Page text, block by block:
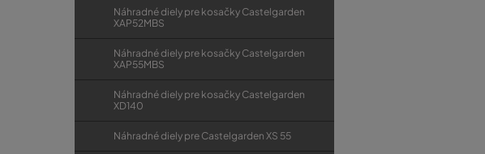
Náhradné diely pre kosačky Castelgarden
XAP52MBS
Náhradné diely pre kosačky Castelgarden
XAP55MBS
Náhradné diely pre kosačky Castelgarden
XD140
Náhradné diely pre Castelgarden XS 55